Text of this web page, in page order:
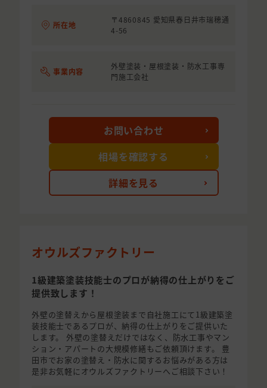
所在地
〒4860845 愛知県春日井市瑞穂通
4-56
事業内容
外壁塗装・屋根塗装・防水工事専
門施工会社
詳細を見る
お問い合わせ
相場を確認する
オウルズファクトリー
1級建築塗装技能士のプロが納得の仕上がりをご
提供致します！
外壁の塗替えから屋根塗装まで自社施工にて1級建築塗
装技能士であるプロが、納得の仕上がりをご提供いた
します。 外壁の塗替えだけではなく、防水工事やマン
ション・アパートの大規模修繕もご依頼頂けます。 豊
田市でお家の塗替え・防水に関するお悩みがある方は
是非お気軽にオウルズファクトリーへご相談下さい！